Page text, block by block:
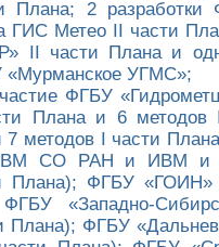
Плана; 2
ГИС Метео II части
II части Плана и
«Мурманское УГМС»;
ФГБУ
Плана и 6 методов
методов I части
ИВМ СО РАН и ИВМ
Плана); ФГБУ
«Западно-
Плана); ФГБУ